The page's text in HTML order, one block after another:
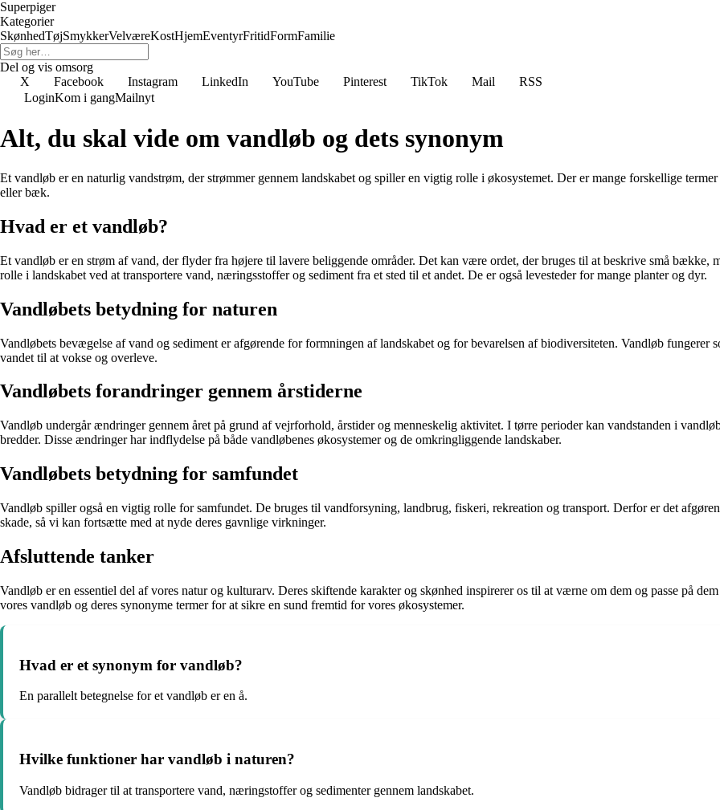
Superpiger
Kategorier
SkønhedTøjSmykkerVelværeKostHjemEventyrFritidFormFamilie
Del og vis omsorg
X
Facebook Instagram LinkedIn YouTube Pinterest TikTok Mail
RSS
LoginKom i gangMailnyt
Alt, du skal vide om vandløb og dets synonym
Et vandløb er en naturlig vandstrøm, der strømmer gennem landskabet og spiller en vigtig rolle i økosystemet. Der er mange forskellige
eller bæk.
Hvad er et vandløb?
Et vandløb er en strøm af vand, der flyder fra højere til lavere beliggende områder. Det kan være ordet, der bruges til at beskrive små
rolle i landskabet ved at transportere vand, næringsstoffer og sediment fra et sted til et andet. De er også levesteder for mange planter og dyr.
Vandløbets betydning for naturen
Vandløbets bevægelse af vand og sediment er afgørende for formningen af landskabet og for bevarelsen af biodiversiteten. Vandløb
vandet til at vokse og overleve.
Vandløbets forandringer gennem årstiderne
Vandløb undergår ændringer gennem året på grund af vejrforhold, årstider og menneskelig aktivitet. I tørre perioder kan vandstanden i
bredder. Disse ændringer har indflydelse på både vandløbenes økosystemer og de omkringliggende landskaber.
Vandløbets betydning for samfundet
Vandløb spiller også en vigtig rolle for samfundet. De bruges til vandforsyning, landbrug, fiskeri, rekreation og transport. Derfor er det
skade, så vi kan fortsætte med at nyde deres gavnlige virkninger.
Afsluttende tanker
Vandløb er en essentiel del af vores natur og kulturarv. Deres skiftende karakter og skønhed inspirerer os til at værne om dem og passe på
vores vandløb og deres synonyme termer for at sikre en sund fremtid for vores økosystemer.
Hvad er et synonym for vandløb?
En parallelt betegnelse for et vandløb er en å.
Hvilke funktioner har vandløb i naturen?
Vandløb bidrager til at transportere vand, næringstoffer og sedimenter gennem landskabet.